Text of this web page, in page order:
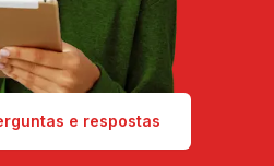
e respostas